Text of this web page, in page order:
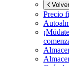
Precio